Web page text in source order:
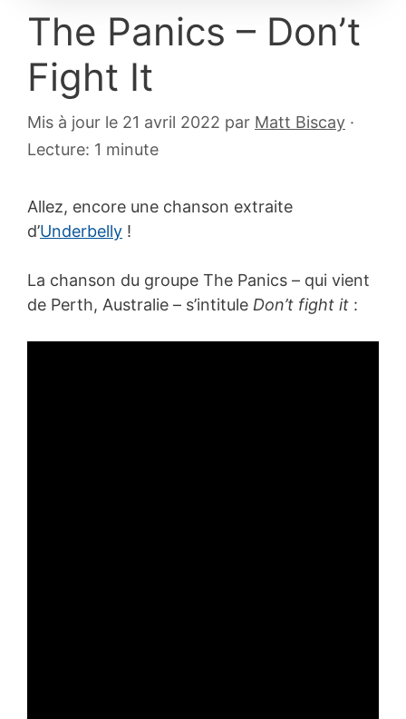
The Panics – Don’t
Fight It
Mis à jour le 21 avril 2022 18
par Matt Biscay ·
Lecture: 1 minute
Allez, encore une chanson extraite
d’Underbelly !
La chanson du groupe The Panics – qui vient
de Perth, Australie – s’intitule Don’t fight it :